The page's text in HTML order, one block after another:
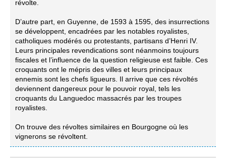
révolte.
D’autre part, en Guyenne, de 1593 à 1595, des insurrections
se développent, encadrées par les notables royalistes,
catholiques modérés ou protestants, partisans d’Henri IV.
Leurs principales revendications sont néanmoins toujours
fiscales et l’influence de la question religieuse est faible. Ces
croquants ont le mépris des villes et leurs principaux
ennemis sont les chefs ligueurs. Il arrive que ces révoltés
deviennent dangereux pour le pouvoir royal, tels les
croquants du Languedoc massacrés par les troupes
royalistes.
On trouve des révoltes similaires en Bourgogne où les
vignerons se révoltent.